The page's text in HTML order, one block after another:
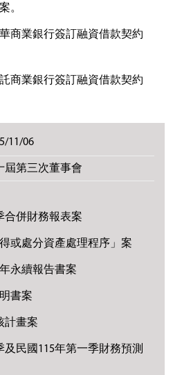
。
商業銀行簽訂融資借款契約
商業銀行簽訂融資借款契約
11/06
屆第三次董事會
合併財務報表案
或處分資產處理程序」案
永續報告書案
書案
計畫案
及民國115年第一季財務預測